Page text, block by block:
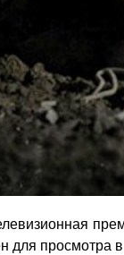
для просмотра